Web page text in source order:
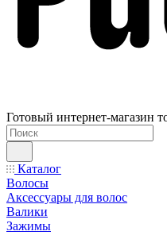
Готовый интернет-магазин
Каталог
Волосы
Аксессуары для волос
Валики
Зажимы